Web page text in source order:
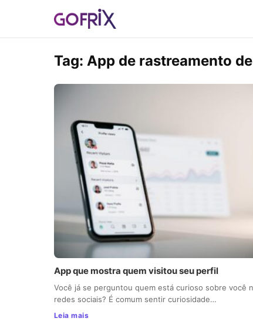
Tag: App de rastreamento
App que mostra quem visitou seu perfil
Você já se perguntou quem está curioso sobre você
redes sociais? É comum sentir curiosidade…
Leia mais